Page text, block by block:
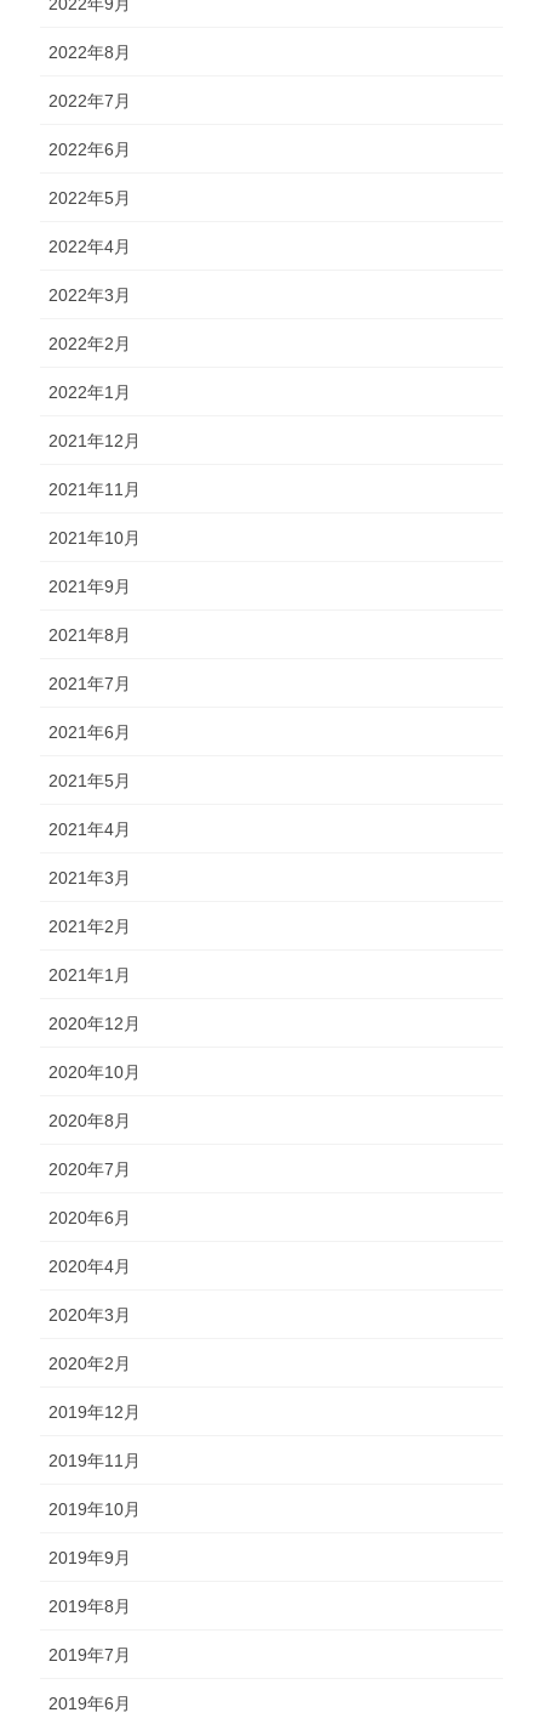
2022年9月
2022年8月
2022年7月
2022年6月
2022年5月
2022年4月
2022年3月
2022年2月
2022年1月
2021年12月
2021年11月
2021年10月
2021年9月
2021年8月
2021年7月
2021年6月
2021年5月
2021年4月
2021年3月
2021年2月
2021年1月
2020年12月
2020年10月
2020年8月
2020年7月
2020年6月
2020年4月
2020年3月
2020年2月
2019年12月
2019年11月
2019年10月
2019年9月
2019年8月
2019年7月
2019年6月